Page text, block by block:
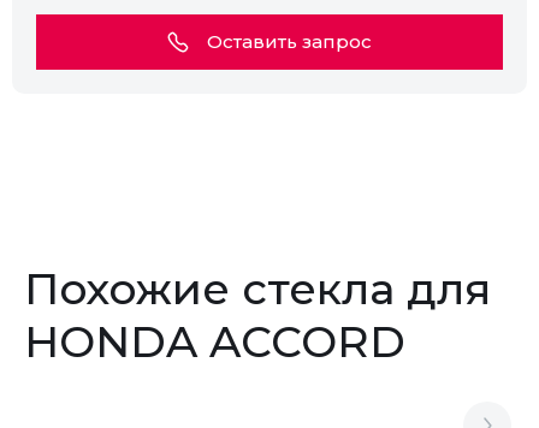
Оставить запрос
Похожие стекла для
HONDA ACCORD